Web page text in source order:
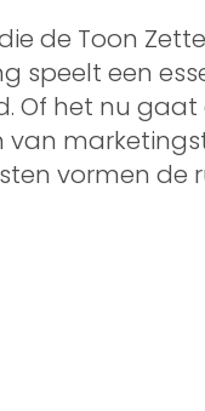
de Toon
speelt een
Of het nu
van
vormen de